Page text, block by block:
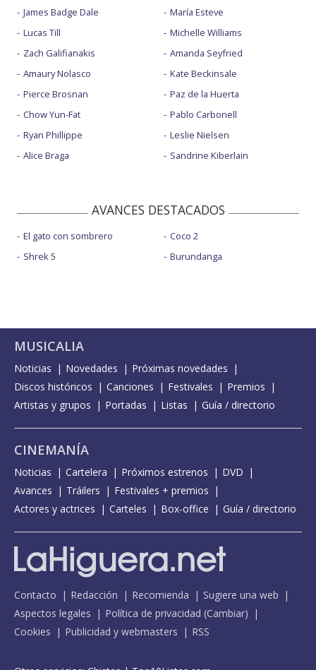
James Badge Dale
Lucas Till
Zach Galifianakis
Amaury Nolasco
Pierce Brosnan
Chow Yun-Fat
Ryan Phillippe
Alice Braga
María Esteve
Michelle Williams
Amanda Seyfried
Kate Beckinsale
Paz de la Huerta
Pablo Carbonell
Leslie Nielsen
Sandrine Kiberlain
AVANCES DESTACADOS
El gato con sombrero
Shrek 5
Coco 2
Burundanga
MUSICALIA
Noticias Novedades
Próximas novedades
Discos históricos
Canciones Festivales
Premios
Artistas y grupos
Portadas Listas Guía / directorio
CINEMANÍA
Noticias Cartelera Próximos estrenos
DVD
Avances
Tráilers
Festivales + premios
Actores y actrices
Carteles Box-office Guía / directorio
Contacto Redacción Recomienda
Sugiere una web
Aspectos legales
Política de privacidad (Cambiar)
Cookies
Publicidad y webmasters RSS